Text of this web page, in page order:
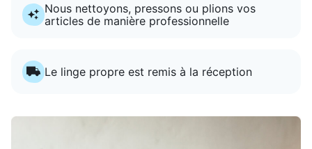
Nous nettoyons, pressons ou plions vos
articles de manière professionnelle
Le linge propre est remis à la réception